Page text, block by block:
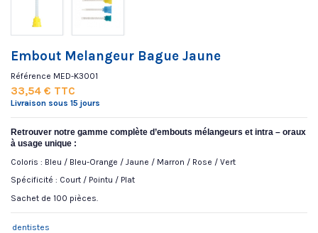
Embout Melangeur Bague Jaune
Référence MED-K3001
33,54 € TTC
Livraison sous 15 jours
Retrouver notre gamme complète d’embouts mélangeurs et intra – oraux
à usage unique :
Coloris : Bleu / Bleu-Orange / Jaune / Marron / Rose / Vert
Spécificité : Court / Pointu / Plat
Sachet de 100 pièces.
dentistes